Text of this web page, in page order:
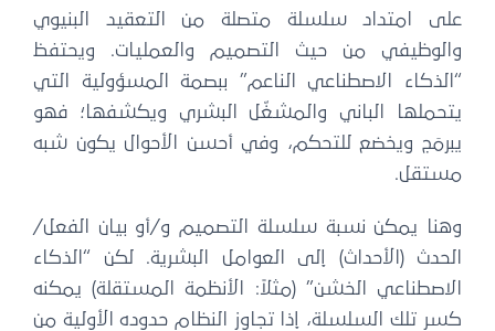
على امتداد سلسلة متصلة من التعقيد البنيوي
والوظيفي من حيث التصميم والعمليات. ويحتفظ
“الذكاء الاصطناعي الناعم” ببصمة المسؤولية التي
يتحملها الباني والمشغّل البشري ويكشفها؛ فهو
يبرمَج ويخضع للتحكم، وفي أحسن الأحوال يكون شبه
مستقل.
وهنا يمكن نسبة سلسلة التصميم و/أو بيان الفعل/
الحدث (الأحداث) إلى العوامل البشرية. لكن “الذكاء
الاصطناعي الخشن” (مثلاً: الأنظمة المستقلة) يمكنه
كسر تلك السلسلة، إذا تجاوز النظام حدوده الأولية من